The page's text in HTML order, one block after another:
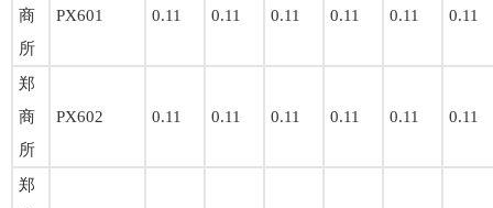
商
所
PX601 0.11 0.11 0.11 0.11 0.11 0.11
郑
商
所
PX602 0.11 0.11 0.11 0.11 0.11 0.11
郑